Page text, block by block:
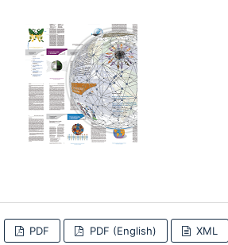
PDF PDF (English) XML